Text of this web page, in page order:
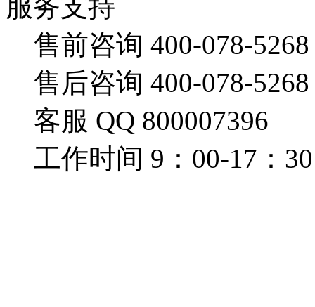
服务支持
售前咨询 400-078-5268
售后咨询 400-078-5268
客服 QQ 800007396
工作时间 9：00-17：30